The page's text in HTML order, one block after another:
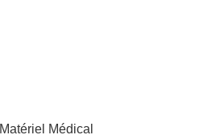
Matériel Médical